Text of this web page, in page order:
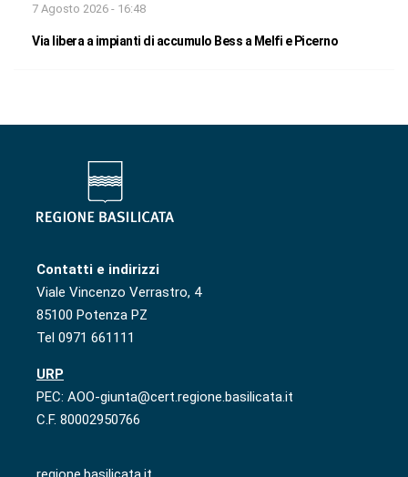
7 Agosto 2026 - 16:48
Via libera a impianti di accumulo Bess a Melfi e Picerno
Contatti e indirizzi
Viale Vincenzo Verrastro, 4
85100 Potenza PZ
Tel 0971 661111
URP
PEC: AOO-giunta@cert.regione.basilicata.it
C.F. 80002950766